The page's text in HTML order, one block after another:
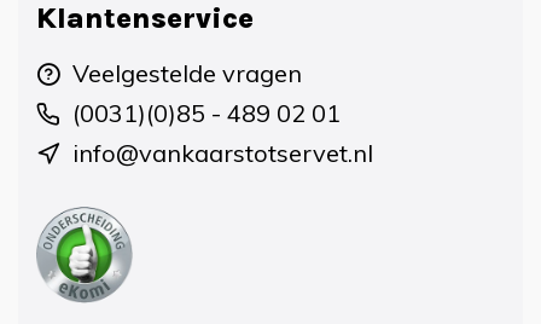
Klantenservice
Veelgestelde vragen
(0031)(0)85 - 489 02 01
info@vankaarstotservet.nl